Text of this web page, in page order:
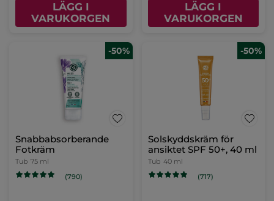
LÄGG I
VARUKORGEN
LÄGG I
VARUKORGEN
-50%
Snabbabsorberande
Fotkräm
Tub 75 ml
(790)
-50%
Solskyddskräm för
ansiktet SPF 50+, 40 ml
Tub 40 ml
(717)